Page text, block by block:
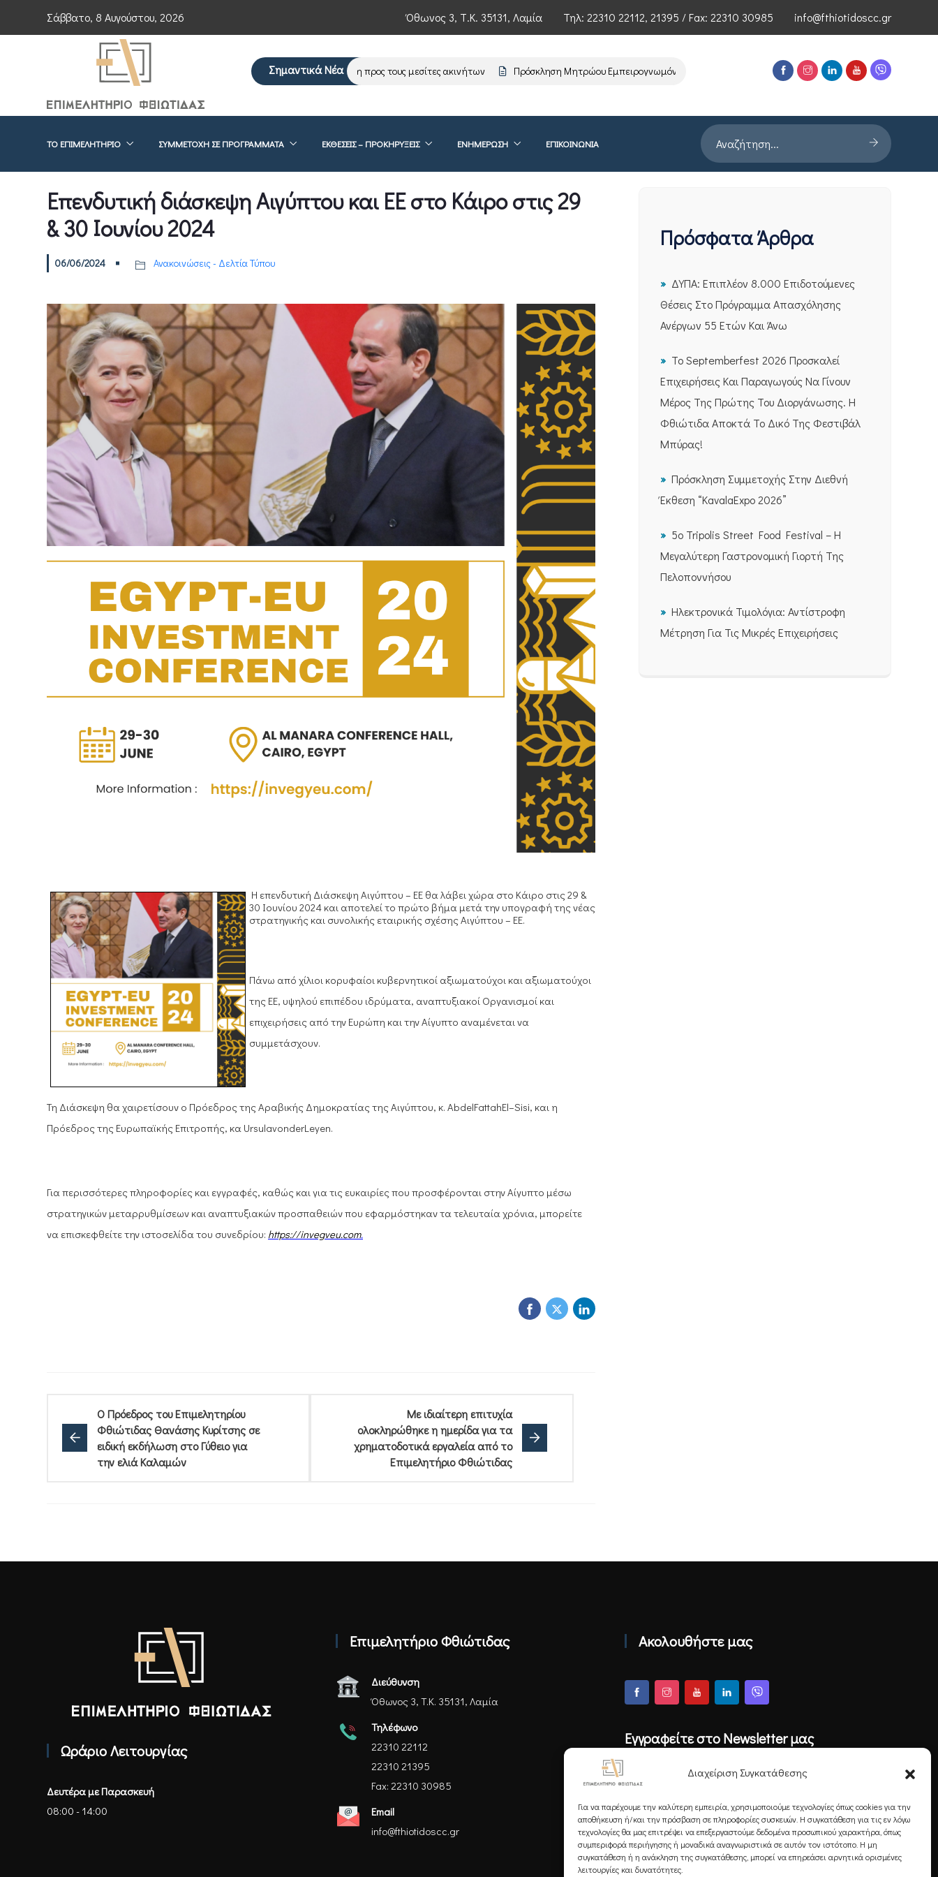
Διαχείριση Συγκατάθεσης
Για να παρέχουμε την καλύτερη εμπειρία, χρησιμοποιούμε τεχνολογίες όπως cookies για την
αποθήκευση ή/και την πρόσβαση σε πληροφορίες συσκευών. Η συγκατάθεση για τις εν λόγω
τεχνολογίες θα μας επιτρέψει να επεξεργαστούμε δεδομένα προσωπικού χαρακτήρα, όπως
συμπεριφορά περιήγησης ή μοναδικά αναγνωριστικά σε αυτόν τον ιστότοπο. Η μη
συγκατάθεση ή η ανάκληση της συγκατάθεσης, μπορεί να επηρεάσει αρνητικά ορισμένες
λειτουργίες και δυνατότητες.
Σάββατο, 8 Αυγούστου, 2026 Όθωνος 3, Τ.Κ. 35131, Λαμία Τηλ: 22310 22112, 21395 / Fax: 22310 30985 info@fthiotidoscc.gr
Σημαντικά Νέα
Επείγουσα ενημέρωση προς τους μεσίτες ακινήτων Πρόσκληση Μητρώου Εμπειρογνωμόνων Τεχνολογιών Αιχμής του ΕΦΕΠΑΕ Παρουσίαση Έρευνας
ΤΟ ΕΠΙΜΕΛΗΤΉΡΙΟ ΣΥΜΜΕΤΟΧΉ ΣΕ ΠΡΟΓΡΆΜΜΑΤΑ ΕΚΘΕΣΕΙΣ – ΠΡΟΚΗΡΥΞΕΙΣ ΕΝΗΜΈΡΩΣΗ ΕΠΙΚΟΙΝΩΝΊΑ
Eπενδυτική διάσκεψη Αιγύπτου και EE στο Κάιρο στις 29
& 30 Ιουνίου 2024
06/06/2024 Ανακοινώσεις - Δελτία Τύπου
Η επενδυτική Διάσκεψη Αιγύπτου – EE θα λάβει χώρα στο Κάιρο στις 29 &
30 Ιουνίου 2024 και αποτελεί το πρώτο βήμα μετά την υπογραφή της νέας
στρατηγικής και συνολικής εταιρικής σχέσης Αιγύπτου – EE.
Πάνω από χίλιοι κορυφαίοι κυβερνητικοί αξιωματούχοι και αξιωματούχοι
της EE, υψηλού επιπέδου ιδρύματα, αναπτυξιακοί Οργανισμοί και
επιχειρήσεις από την Ευρώπη και την Αίγυπτο αναμένεται να
συμμετάσχουν.
Τη Διάσκεψη θα χαιρετίσουν ο Πρόεδρος της Αραβικής Δημοκρατίας της Αιγύπτου, κ. AbdelFattahEl–Sisi, και η
Πρόεδρος της Ευρωπαϊκής Επιτροπής, κα UrsulavonderLeyen.
Για περισσότερες πληροφορίες και εγγραφές, καθώς και για τις ευκαιρίες που προσφέρονται στην Αίγυπτο μέσω
στρατηγικών μεταρρυθμίσεων και αναπτυξιακών προσπαθειών που εφαρμόστηκαν τα τελευταία χρόνια, μπορείτε
να επισκεφθείτε την ιστοσελίδα του συνεδρίου: https://invegveu.com.
Ο Πρόεδρος του Επιμελητηρίου
Φθιώτιδας Θανάσης Κυρίτσης σε
ειδική εκδήλωση στο Γύθειο για
την ελιά Καλαμών
Με ιδιαίτερη επιτυχία
ολοκληρώθηκε η ημερίδα για τα
χρηματοδοτικά εργαλεία από το
Επιμελητήριο Φθιώτιδας
Πρόσφατα Άρθρα
ΔΥΠΑ: Επιπλέον 8.000 Επιδοτούμενες
Θέσεις Στο Πρόγραμμα Απασχόλησης
Ανέργων 55 Ετών Και Άνω
Το Septemberfest 2026 Προσκαλεί
Επιχειρήσεις Και Παραγωγούς Να Γίνουν
Μέρος Της Πρώτης Του Διοργάνωσης. Η
Φθιώτιδα Αποκτά Το Δικό Της Φεστιβάλ
Μπύρας!
Πρόσκληση Συμμετοχής Στην Διεθνή
Έκθεση “KavalaExpo 2026”
5ο Tripolis Street Food Festival – Η
Μεγαλύτερη Γαστρονομική Γιορτή Της
Πελοποννήσου
Ηλεκτρονικά Τιμολόγια: Αντίστροφη
Μέτρηση Για Τις Μικρές Επιχειρήσεις
Ωράριο Λειτουργίας
Δευτέρα με Παρασκευή
08:00 - 14:00
Επιμελητήριο Φθιώτιδας
Διεύθυνση
Όθωνος 3, Τ.Κ. 35131, Λαμία
Τηλέφωνο
22310 22112
22310 21395
Fax: 22310 30985
Email
info@fthiotidoscc.gr
Ακολουθήστε μας
Εγγραφείτε στο Newsletter μας
Εγγραφή